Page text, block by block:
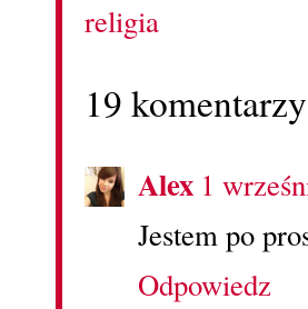
religia
19
Alex 1
Jestem po
Odpowiedz